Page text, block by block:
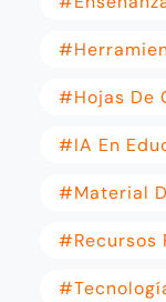
#Hojas De
#IA En
#Material
#Recursos